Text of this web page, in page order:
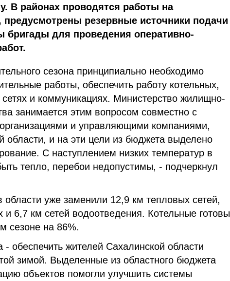
В районах проводятся работы на
резервные источники подачи
бригады для проведения оперативно-
сезона принципиально необходимо
работы, обеспечить работу котельных,
и коммуникациях. Министерство жилищно-
занимается этим вопросом совместно с
и управляющими компаниями,
области, и на эти цели из бюджета выделено
С наступлением низких температур в
тепло, перебои недопустимы, - подчеркнул
уже заменили 12,9 км тепловых сетей,
6,7 км сетей водоотведения. Котельные готовы
сезоне на 86%.
обеспечить жителей Сахалинской области
зимой. Выделенные из областного бюджета
объектов помогли улучшить системы